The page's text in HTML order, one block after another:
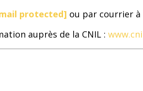
protected] ou par courrier à
auprès de la CNIL :